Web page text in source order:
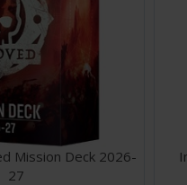
inkvisitor är mer än
mot dem – och tillägna
sig själv. Han är särskilt
att använda sitt xenotek-
medan han rider sin
– in i position för att få det
innehåller 2 huvuden till
till hans riddjur – med
fria, redo att attackera.
Mission Deck 2026-
27